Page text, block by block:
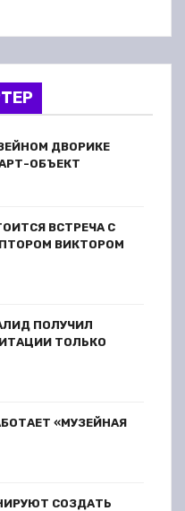
ДВОРИКЕ
ОБЪЕКТ
ВСТРЕЧА С
ВИКТОРОМ
ПОЛУЧИЛ
ТОЛЬКО
«МУЗЕЙНАЯ
СОЗДАТЬ